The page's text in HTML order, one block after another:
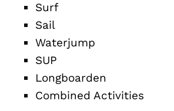
Surf
Sail
Waterjump
SUP
Longboarden
Combined Activities